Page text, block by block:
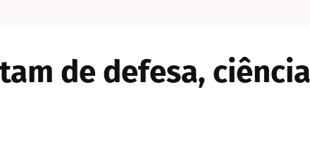
de defesa,